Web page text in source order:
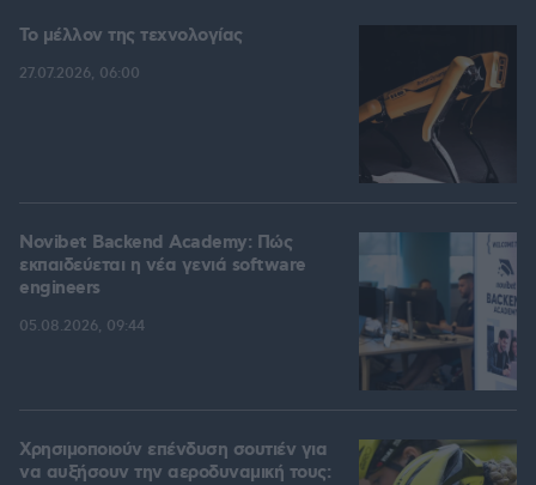
Το μέλλον της τεχνολογίας
27.07.2026, 06:00
Novibet Backend Academy: Πώς
εκπαιδεύεται η νέα γενιά software
engineers
05.08.2026, 09:44
Χρησιμοποιούν επένδυση σουτιέν για
να αυξήσουν την αεροδυναμική τους: